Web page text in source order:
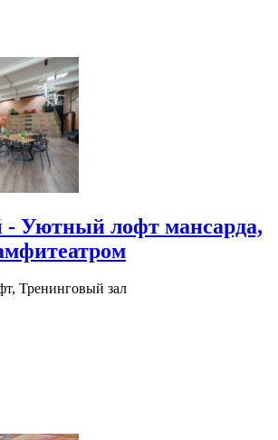
- Уютный лофт мансарда,
Тренинговый зал